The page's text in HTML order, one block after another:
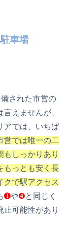
車場
された市営の
えませんが、
アでは、いちば
営では唯一の二
もしっかりあり
もっとも安く長
クで駅アクセス
➊や❹と同じく
可能性があり